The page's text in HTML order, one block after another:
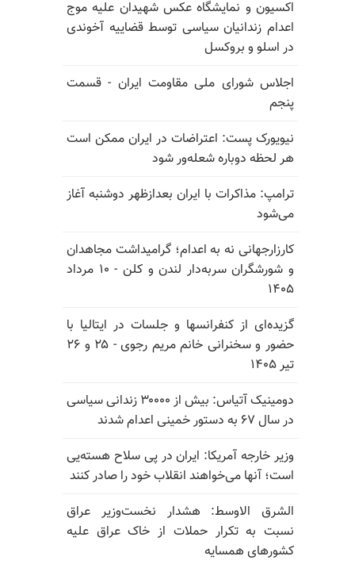
اکسیون و نمایشگاه عکس شهیدان علیه موج
اعدام زندانیان سیاسی توسط قضاییه آخوندی
در اسلو و بروکسل
اجلاس شورای ملی مقاومت ایران - قسمت
پنجم
نیویورک پست: اعتراضات در ایران ممکن است
هر لحظه دوباره شعله‌ور شود
ترامپ: مذاکرات با ایران بعدازظهر دوشنبه آغاز
می‌شود
کارزارجهانی نه به اعدام؛ گرامیداشت مجاهدان
و شورشگران سربه‌دار لندن و کلن - ۱۰ مرداد
۱۴۰۵
گزیده‌ای از کنفرانسها و جلسات در ایتالیا با
حضور و سخنرانی خانم مریم رجوی - ۲۵ و ۲۶
تیر ۱۴۰۵
دومینیک آتیاس: بیش از ۳۰۰۰۰ زندانی سیاسی
در سال ۶۷ به دستور خمینی اعدام شدند
وزیر خارجه آمریکا: ایران در پی سلاح هسته‌یی
است؛ آنها می‌خواهند انقلاب خود را صادر کنند
الشرق الاوسط: هشدار نخست‌وزیر عراق
نسبت به تکرار حملات از خاک عراق علیه
کشورهای همسایه